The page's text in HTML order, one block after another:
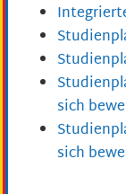
sich
sich